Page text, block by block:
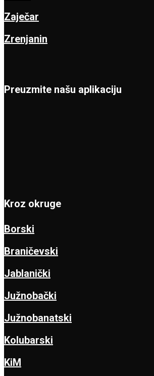
Zaječar
Zrenjanin
Preuzmite našu aplikaciju
Kroz okruge
Borski
Braničevski
Jablanički
Južnobački
Južnobanatski
Kolubarski
KiM